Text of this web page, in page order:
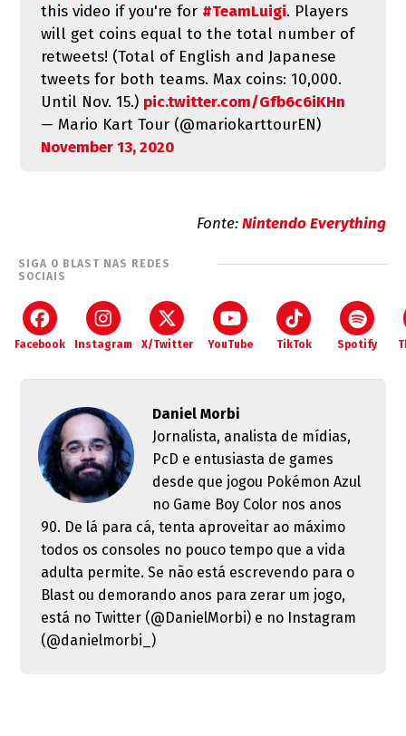
this video if you're for #TeamLuigi. Players
will get coins equal to the total number of
retweets! (Total of English and Japanese
tweets for both teams. Max coins: 10,000.
Until Nov. 15.) pic.twitter.com/Gfb6c6iKHn
— Mario Kart Tour (@mariokarttourEN)
November 13, 2020
Fonte:Nintendo Everything
SIGA O BLAST NAS REDES
SOCIAIS
Facebook Instagram X/Twitter YouTube TikTok Spotify
Daniel Morbi
Jornalista, analista de mídias,
PcD e entusiasta de games
desde que jogou Pokémon Azul
no Game Boy Color nos anos
90. De lá para cá, tenta aproveitar ao máximo
todos os consoles no pouco tempo que a vida
adulta permite. Se não está escrevendo para o
Blast ou demorando anos para zerar um jogo,
está no Twitter (@DanielMorbi) e no Instagram
(@danielmorbi_)